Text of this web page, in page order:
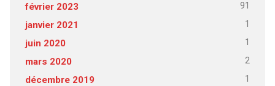
février 2023 91
janvier 2021 1
juin 2020 1
mars 2020 2
décembre 2019 1